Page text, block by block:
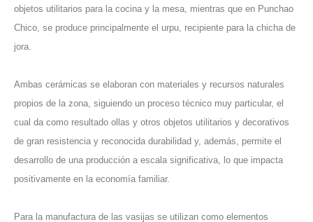
objetos utilitarios para la cocina y la mesa, mientras que en Punchao
Chico, se produce principalmente el urpu, recipiente para la chicha de
jora.
Ambas cerámicas se elaboran con materiales y recursos naturales
propios de la zona, siguiendo un proceso técnico muy particular, el
cual da como resultado ollas y otros objetos utilitarios y decorativos
de gran resistencia y reconocida durabilidad y, además, permite el
desarrollo de una producción a escala significativa, lo que impacta
positivamente en la economía familiar.
Para la manufactura de las vasijas se utilizan como elementos